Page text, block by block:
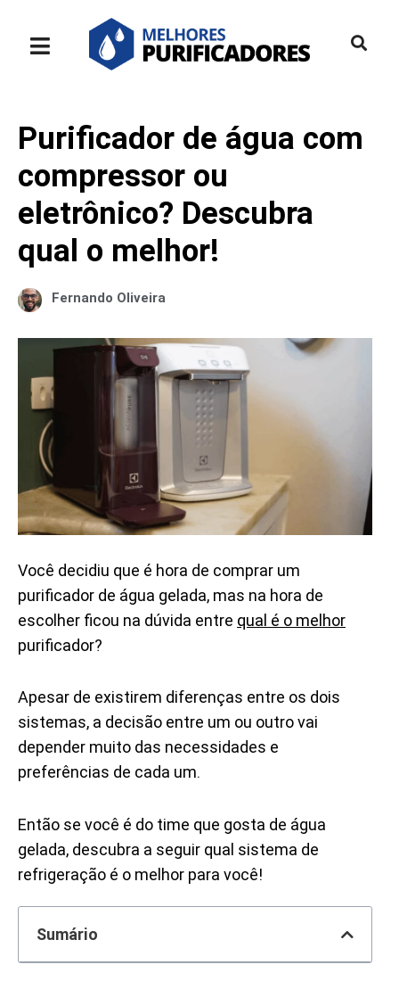
Purificador de água com
compressor ou
eletrônico? Descubra
qual o melhor!
Fernando Oliveira
Você decidiu que é hora de comprar um
purificador de água gelada, mas na hora de
escolher ficou na dúvida entre qual é o melhor
purificador?
Apesar de existirem diferenças entre os dois
sistemas, a decisão entre um ou outro vai
depender muito das necessidades e
preferências de cada um.
Então se você é do time que gosta de água
gelada, descubra a seguir qual sistema de
refrigeração é o melhor para você!
Sumário